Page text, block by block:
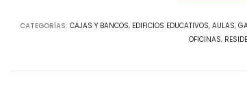
CATEGORÍAS: CAJAS Y BANCOS, EDIFICIOS EDUCATIVOS, AULAS,
OFICINAS,